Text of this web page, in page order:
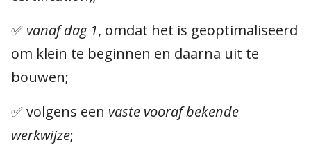
✅ vanaf dag 1, omdat het is geoptimaliseerd
om klein te beginnen en daarna uit te
bouwen;
✅ volgens een vaste vooraf bekende
werkwijze;